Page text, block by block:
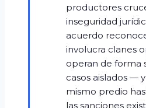
productores
inseguridad
acuerdo
involucra clanes
operan de forma
casos aislados —
mismo predio
las sanciones